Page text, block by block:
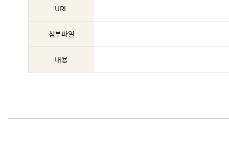
URL
첨부파일
내용